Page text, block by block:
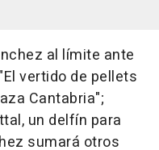
al límite ante
vertido de pellets
Cantabria";
un delfín para
sumará otros